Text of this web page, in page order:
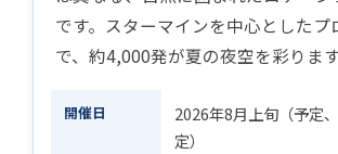
です。スターマインを中心としたプ
で、約4,000発が夏の夜空を彩ります
開催日
2026年8月上旬（予定
定）